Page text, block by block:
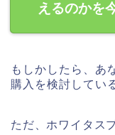
えるのかを
もしかしたら、あ
購入を検討してい
ただ、ホワイタス